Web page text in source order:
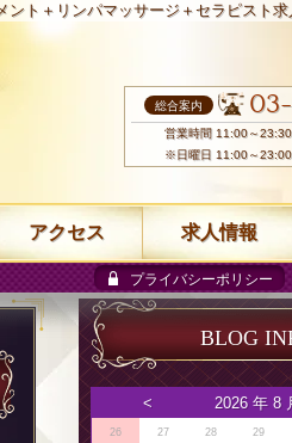
ント＋リンパマッサージ＋セラピスト求
プライバシーポリシー
BLOG
< 2026 年 8
26 27 28 29
総合案内
営業時間 11:00～23:30
※日曜日 11:00～23:00
アクセス 求人情報